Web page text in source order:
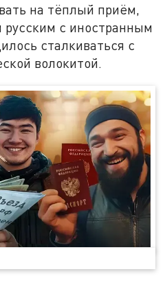
на тёплый приём,
русским с иностранным
сталкиваться с
волокитой.